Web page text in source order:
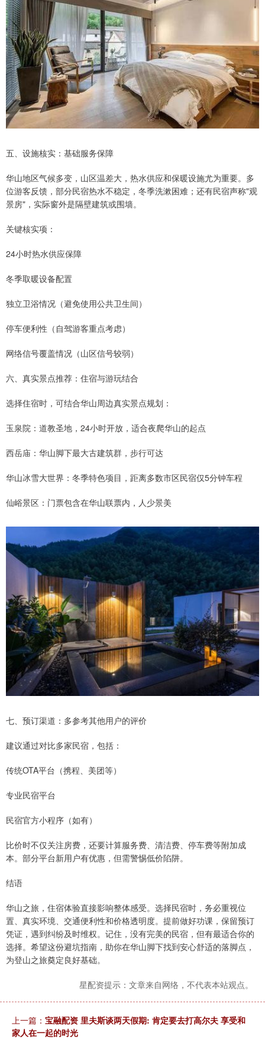
五、设施核实：基础服务保障
华山地区气候多变，山区温差大，热水供应和保暖设施尤为重要。多
位游客反馈，部分民宿热水不稳定，冬季洗漱困难；还有民宿声称"观
景房"，实际窗外是隔壁建筑或围墙。
关键核实项：
24小时热水供应保障
冬季取暖设备配置
独立卫浴情况（避免使用公共卫生间）
停车便利性（自驾游客重点考虑）
网络信号覆盖情况（山区信号较弱）
六、真实景点推荐：住宿与游玩结合
选择住宿时，可结合华山周边真实景点规划：
玉泉院：道教圣地，24小时开放，适合夜爬华山的起点
西岳庙：华山脚下最大古建筑群，步行可达
华山冰雪大世界：冬季特色项目，距离多数市区民宿仅5分钟车程
仙峪景区：门票包含在华山联票内，人少景美
七、预订渠道：多参考其他用户的评价
建议通过对比多家民宿，包括：
传统OTA平台（携程、美团等）
专业民宿平台
民宿官方小程序（如有）
比价时不仅关注房费，还要计算服务费、清洁费、停车费等附加成
本。部分平台新用户有优惠，但需警惕低价陷阱。
结语
华山之旅，住宿体验直接影响整体感受。选择民宿时，务必重视位
置、真实环境、交通便利性和价格透明度。提前做好功课，保留预订
凭证，遇到纠纷及时维权。记住，没有完美的民宿，但有最适合你的
选择。希望这份避坑指南，助你在华山脚下找到安心舒适的落脚点，
为登山之旅奠定良好基础。
星配资提示：文章来自网络，不代表本站观点。
上一篇： 宝融配资 里夫斯谈两天假期: 肯定要去打高尔夫 享受和
家人在一起的时光